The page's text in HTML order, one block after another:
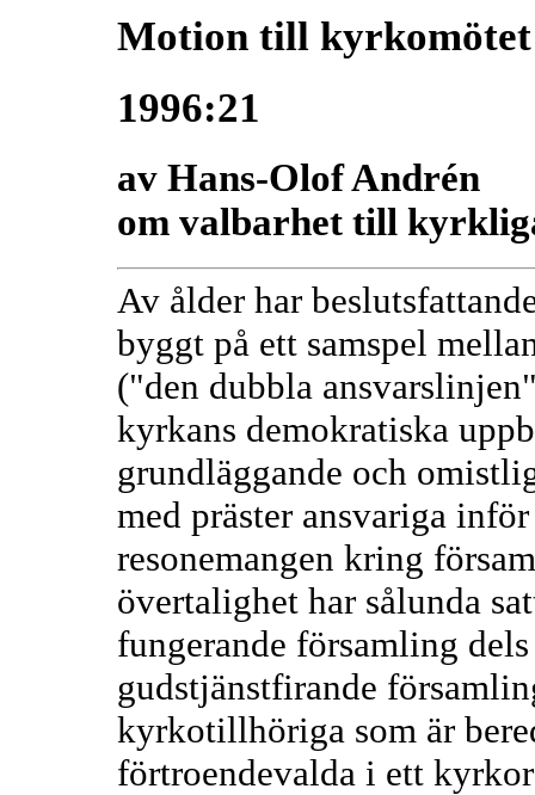
Motion till kyrkomötet
1996:21
av Hans-Olof Andrén
om valbarhet till
Av ålder har
byggt på ett samspel
("den dubbla
kyrkans demokratiska
grundläggande och
med präster ansvariga
resonemangen kring
övertalighet har sålunda
fungerande församling
gudstjänstfirande
kyrkotillhöriga som är
förtroendevalda i ett